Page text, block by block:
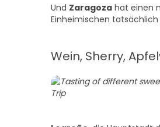
Und Zaragoza hat einen
Einheimischen
Wein, Sherry,